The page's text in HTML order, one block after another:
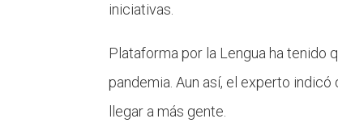
iniciativas.
Plataforma por la Lengua ha tenido
pandemia. Aun así, el experto
llegar a más gente.